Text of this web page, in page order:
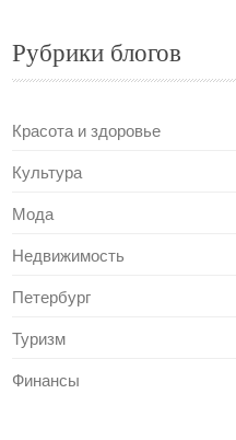
Рубрики блогов
Красота и здоровье
Культура
Мода
Недвижимость
Петербург
Туризм
Финансы